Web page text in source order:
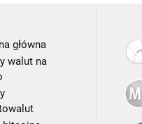
główna
walut na